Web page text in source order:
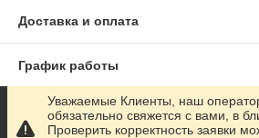
Доставка и оплата
График работы
Полная версия сайта
Уважаемые Клиенты, наш
обязательно свяжется с вами, в
Проверить корректность заявки